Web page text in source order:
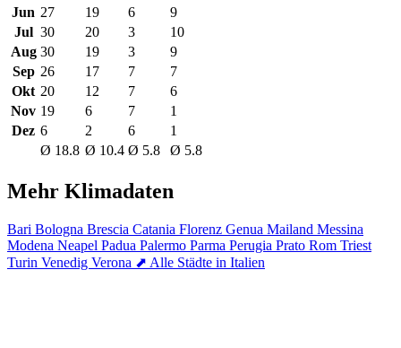
Jun 27 19 6
9
Jul 30 20 3
10
Aug 30 19 3
9
Sep 26 17 7
7
Okt 20 12 7
6
Nov 19 6 7
1
Dez 6 2 6
1
Ø 18.8 Ø 10.4 Ø 5.8 Ø 5.8
Mehr Klimadaten
Bari Bologna Brescia Catania Florenz Genua Mailand Messina
Modena Neapel Padua Palermo Parma Perugia Prato Rom Triest
Turin Venedig Verona ⬈ Alle Städte in Italien